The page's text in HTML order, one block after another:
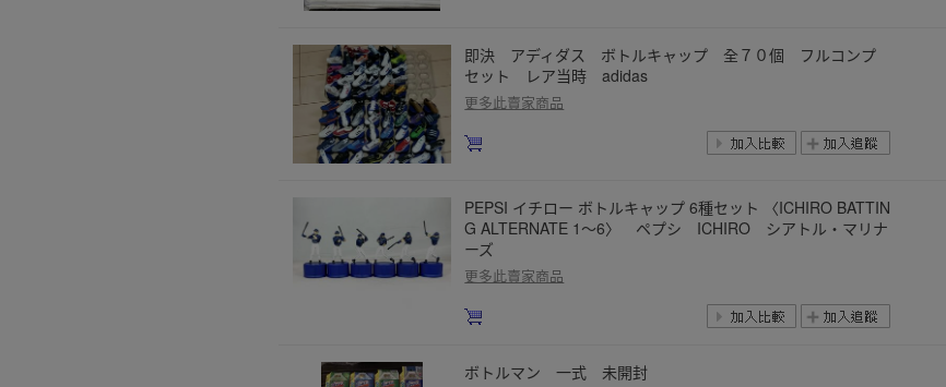
即決 アディダス ボトルキャップ 全７０個 フルコンプ
セット レア当時 adidas
更多此賣家商品
PEPSI イチロー ボトルキャップ 6種セット 〈ICHIRO BATTIN
G ALTERNATE 1～6〉 ペプシ ICHIRO シアトル・マリナ
ーズ
更多此賣家商品
ボトルマン 一式 未開封